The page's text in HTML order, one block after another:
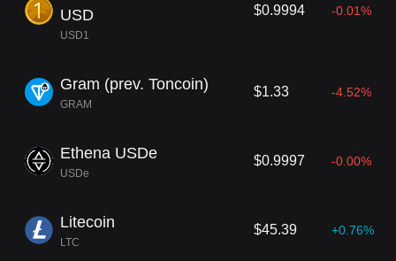
USD
USD1
$0.9994 -0.01%
Gram (prev. Toncoin)
GRAM
$1.33 -4.52%
Ethena USDe
USDe
$0.9997 -0.00%
Litecoin
LTC
$45.39 +0.76%